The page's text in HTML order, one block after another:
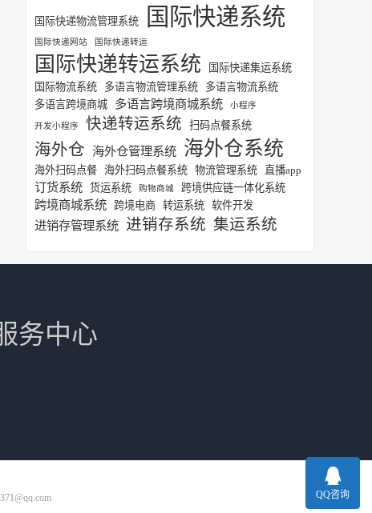
国际快递物流管理系统 国际快递系统
国际快递网站 国际快递转运
国际快递转运系统
国际快递集运系统
国际物流系统
多语言物流管理系统
多语言物流系统
多语言跨境商城
多语言跨境商城系统 小程序
开发小程序 快递转运系统 扫码点餐系统
海外仓 海外仓管理系统 海外仓系统
海外扫码点餐 海外扫码点餐系统 物流管理系统 直播app
订货系统 货运系统 购物商城 跨境供应链一体化系统
跨境商城系统 跨境电商 转运系统 软件开发
进销存管理系统 进销存系统 集运系统
务中心
QQ咨询